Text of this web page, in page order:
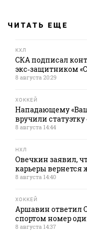
ЧИТАТЬ ЕЩЕ
КХЛ
СКА подписал
экс‑защитником
8 августа 20:29
ХОККЕЙ
Нападающему
вручили
8 августа 14:44
НХЛ
Овечкин заявил,
карьеры вернется
8 августа 14:40
ХОККЕЙ
Аршавин ответил
спортом номер
8 августа 14:37